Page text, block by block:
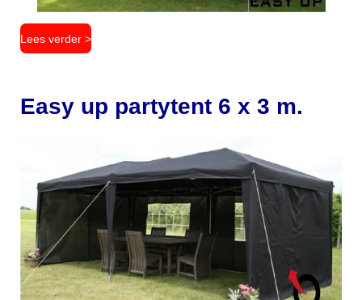
Lees verder >
Easy up partytent 6 x 3 m.